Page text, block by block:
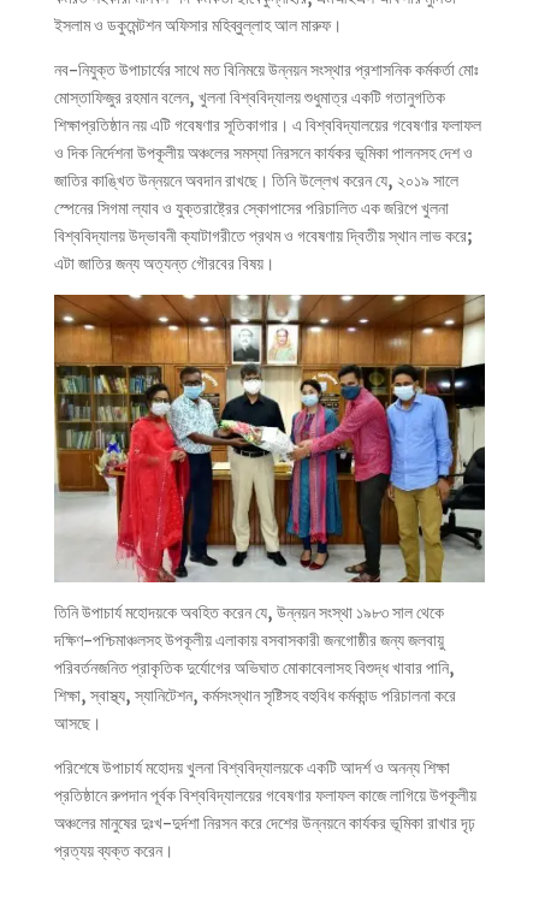
ইসলাম ও ডকুমেন্টশন অফিসার মহিব্বুল্লাহ আল মারুফ।
নব-নিযুক্ত উপাচার্যের সাথে মত বিনিময়ে উন্নয়ন সংস্থার প্রশাসনিক কর্মকর্তা মোঃ
মোস্তাফিজুর রহমান বলেন, খুলনা বিশ্ববিদ্যালয় শুধুমাত্র একটি গতানুগতিক
শিক্ষাপ্রতিষ্ঠান নয় এটি গবেষণার সূতিকাগার। এ বিশ্ববিদ্যালয়ের গবেষণার ফলাফল
ও দিক নির্দেশনা উপকূলীয় অঞ্চলের সমস্যা নিরসনে কার্যকর ভূমিকা পালনসহ দেশ ও
জাতির কাঙ্খিত উন্নয়নে অবদান রাখছে। তিনি উল্লেখ করেন যে, ২০১৯ সালে
স্পেনের সিগমা ল্যাব ও যুক্তরাষ্ট্রের স্কোপাসের পরিচালিত এক জরিপে খুলনা
বিশ্ববিদ্যালয় উদ্ভাবনী ক্যাটাগরীতে প্রথম ও গবেষণায় দ্বিতীয় স্থান লাভ করে;
এটা জাতির জন্য অত্যন্ত গৌরবের বিষয়।
তিনি উপাচার্য মহোদয়কে অবহিত করেন যে, উন্নয়ন সংস্থা ১৯৮৩ সাল থেকে
দক্ষিণ-পশ্চিমাঞ্চলসহ উপকূলীয় এলাকায় বসবাসকারী জনগোষ্ঠীর জন্য জলবায়ু
পরিবর্তনজনিত প্রাকৃতিক দুর্যোগের অভিঘাত মোকাবেলাসহ বিশুদ্ধ খাবার পানি,
শিক্ষা, স্বাস্থ্য, স্যানিটেশন, কর্মসংস্থান সৃষ্টিসহ বহুবিধ কর্মকান্ড পরিচালনা করে
আসছে।
পরিশেষে উপাচার্য মহোদয় খুলনা বিশ্ববিদ্যালয়কে একটি আদর্শ ও অনন্য শিক্ষা
প্রতিষ্ঠানে রুপদান পূর্বক বিশ্ববিদ্যালয়ের গবেষণার ফলাফল কাজে লাগিয়ে উপকূলীয়
অঞ্চলের মানুষের দুঃখ-দুর্দশা নিরসন করে দেশের উন্নয়নে কার্যকর ভূমিকা রাখার দৃঢ়
প্রত্যয় ব্যক্ত করেন।